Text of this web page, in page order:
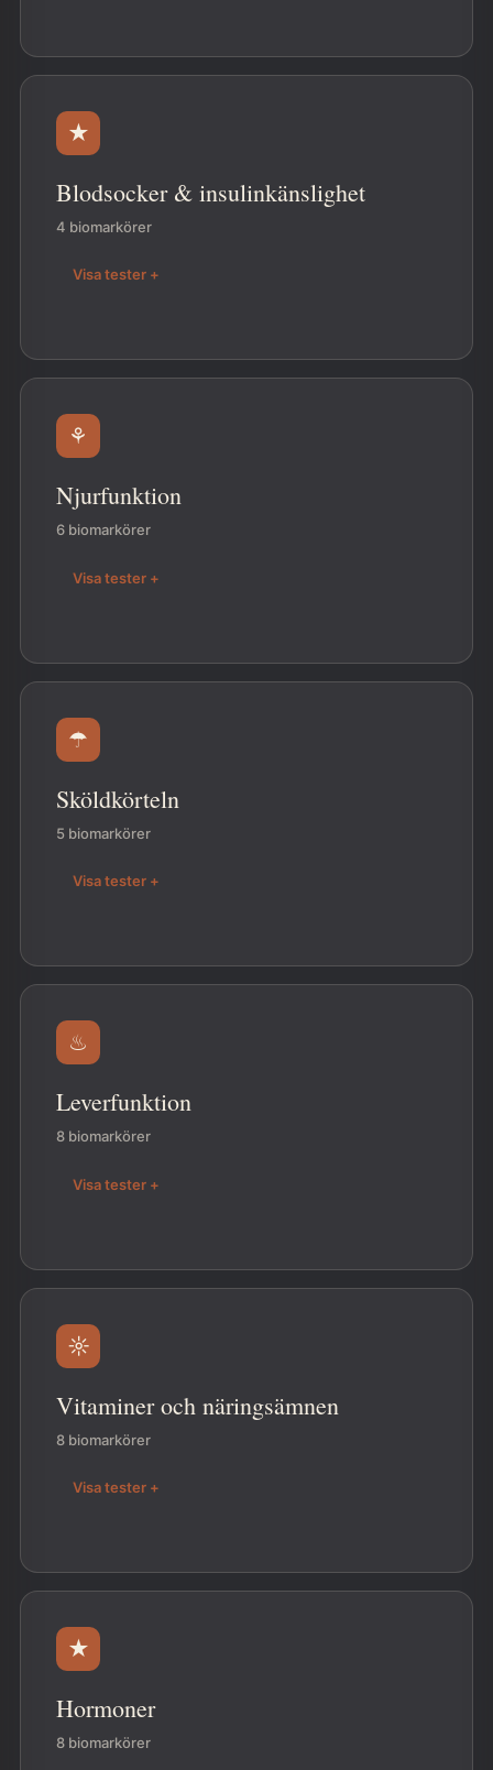
★
Blodsocker & insulinkänslighet
4 biomarkörer
Visa tester +
⚘
Njurfunktion
6 biomarkörer
Visa tester +
☂
Sköldkörteln
5 biomarkörer
Visa tester +
♨
Leverfunktion
8 biomarkörer
Visa tester +
☼
Vitaminer och näringsämnen
8 biomarkörer
Visa tester +
★
Hormoner
8 biomarkörer